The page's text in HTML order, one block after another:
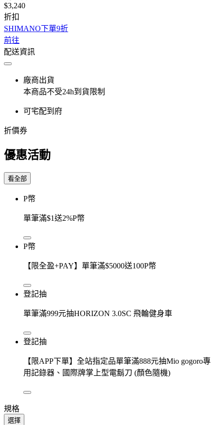
$3,240
折扣
SHIMANO下單9折
前往
配送資訊
廠商出貨
本商品不受24h到貨限制
可宅配到府
折價券
優惠活動
看全部
P幣
單筆滿$1送2%P幣
P幣
【限全盈+PAY】單筆滿$5000送100P幣
登記抽
單筆滿999元抽HORIZON 3.0SC 飛輪健身車
登記抽
【限APP下單】全站指定品單筆滿888元抽Mio gogoro專
用記錄器、國際牌掌上型電鬍刀 (顏色隨機)
規格
選擇